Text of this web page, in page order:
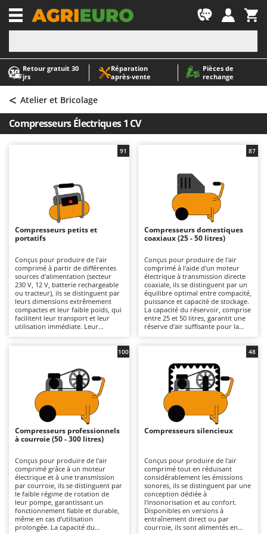
Retour gratuit 30
jrs
Réparation
après‑vente
Pièces de
rechange
-1
A
Abris de jardin
Accessoires pour tracteurs tondeuses autoportés
Aérateurs Scarificateurs pour gazon
Arracheuses de pommes de terre pour tracteur
Aspirateurs - Balais Électriques
Aspirateurs à feuilles sur roues
Aspirateurs de piscine
Aspirateurs Multifonctions
Atomiseurs agricoles pour tracteurs
Atomiseurs pour traitements
Autolaveuses
Autres produits
B
Balayeuses
Bancs de scie pour le bois - Scies à bûches
Bennes pour tracteur
Brosses pour sols extérieurs
Brouettes à moteur
Broyeurs à axe horizontal pour tracteur
Butteurs pour tracteur
C
Chargeurs de batterie - Démarreurs
Charrues pour tracteur
A
AgriEuro Premium
AgriEuro TOP-LINE
AGT
AL-KO
ALA 2000
Alpina
Ama
Ambrogio Robot
Annovi Reverberi
ANTHBOT
Archman
Argo
Ariete
Artus
Attila
Awelco
B
Baesso
Bahco
< Atelier et Bricolage
Compresseurs Électriques 1 CV
Compresseurs petits et
portatifs
Conçus pour produire de l'air
comprimé à partir de différentes
sources d'alimentation (secteur
230 V, 12 V, batterie rechargeable
ou tracteur), ils se distinguent par
leurs dimensions extrêmement
compactes et leur faible poids, qui
facilitent leur transport et leur
utilisation immédiate. Leur
solution idéale pour ceux qui
souhaitent disposer d’un appareil
toujours prêt à l’emploi.
Disponibles dans des versions
allant du niveau amateur au
niveau professionnel, ils sont
adaptés aux tâches de courte
durée, telles que le gonflage de
pneus, de ballons ou de matelas
gonflables, ainsi qu’à de petites
garage ou un atelier de bricolage.
Ils conviennent à ceux qui
privilégient la praticité et la
rapidité d’utilisation plutôt que la
continuité de fonctionnement,
grâce à un démarrage simple et
une prise en main intuitive, même
pour les utilisateurs novices. Par
rapport aux modèles plus grands,
91
Compresseurs domestiques
coaxiaux (25 - 50 litres)
Conçus pour produire de l'air
comprimé à l'aide d'un moteur
électrique à transmission directe
coaxiale, ils se distinguent par un
équilibre optimal entre compacité,
puissance et capacité de stockage.
La capacité du réservoir, comprise
entre 25 et 50 litres, garantit une
réserve d’air suffisante pour la
fonctionnement par rapport aux
modèles de plus petite capacité. La
transmission directe confère à la
machine une conception
compacte, un poids réduit et un
coût contenu, tout en privilégiant
la simplicité de conception et la
facilité d’utilisation. Disponibles
dans des versions allant du niveau
travaux occasionnels et de
moyenne intensité, tels que le
gonflage de pneus, le soufflage,
l’utilisation ponctuelle d’outils
pneumatiques et les petits travaux
de peinture dans les garages et les
ateliers de bricolage. Par rapport
aux compresseurs professionnels,
ils offrent une excellente
87
Compresseurs professionnels
à courroie (50 - 300 litres)
Conçus pour produire de l'air
comprimé grâce à un moteur
électrique et à une transmission
par courroie, ils se distinguent par
le faible régime de rotation de
leur pompe, garantissant un
fonctionnement fiable et durable,
même en cas d’utilisation
prolongée. La capacité du
100
Compresseurs silencieux
Conçus pour produire de l'air
comprimé tout en réduisant
considérablement les émissions
sonores, ils se distinguent par une
conception dédiée à
l'insonorisation et au confort.
Disponibles en versions à
entraînement direct ou par
courroie, ils sont alimentés en
48